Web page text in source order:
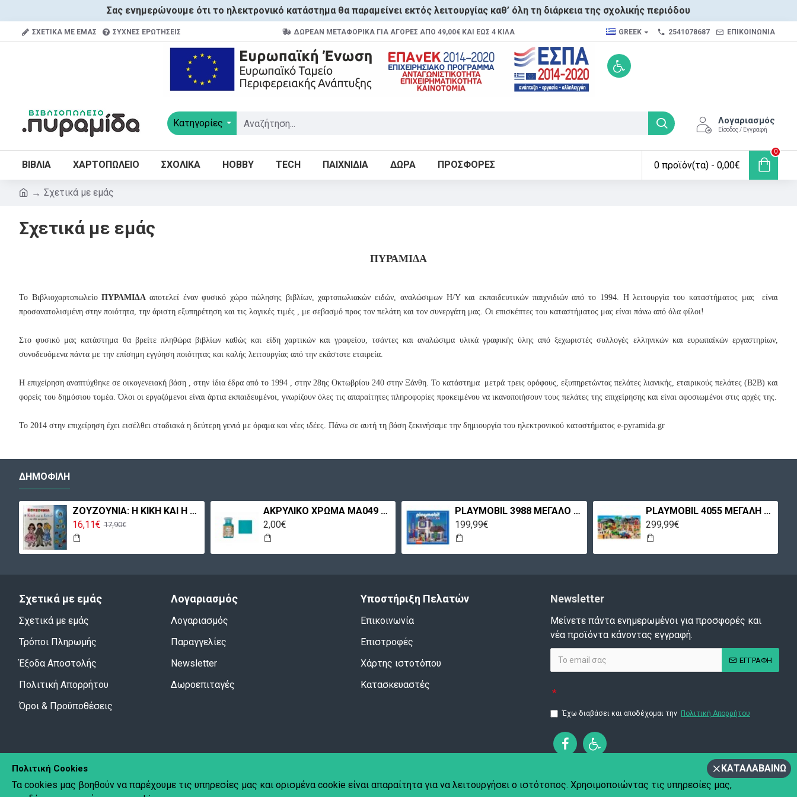
Σας ενημερώνουμε ότι το ηλεκτρονικό κατάστημα θα παραμείνει εκτός λειτουργίας καθ’ όλη τη διάρκεια της σχολικής περιόδου
ΣΧΕΤΙΚΑ ΜΕ ΕΜΑΣ ΣΥΧΝΕΣ ΕΡΩΤΗΣΕΙΣ ΔΩΡΕΑΝ ΜΕΤΑΦΟΡΙΚΑ ΓΙΑ ΑΓΟΡΕΣ ΑΠΌ 49,00€ ΚΑΙ ΈΩΣ 4 ΚΙΛΆ GREEK 2541078687 ΕΠΙΚΟΙΝΩΝΙΑ
Κατηγορίες Λογαριασμός
Είσοδος / Εγγραφή
ΒΙΒΛΙΑ ΧΑΡΤΟΠΩΛΕΙΟ ΣΧΟΛΙΚΑ HOBBY TECH ΠΑΙΧΝΙΔΙΑ ΔΩΡΑ ΠΡΟΣΦΟΡΕΣ 0 προϊόν(τα) - 0,00€
0
Σχετικά με εμάς
Σχετικά με εμάς
ΠΥΡΑΜΙΔΑ
Το Βιβλιοχαρτοπωλείο ΠΥΡΑΜΙΔΑ αποτελεί έναν φυσικό χώρο πώλησης βιβλίων, χαρτοπωλιακών ειδών, αναλώσιμων Η/Υ και εκπαιδευτικών παιχνιδιών από το 1994. Η λειτουργία του καταστήματος μας είναι
προσανατολισμένη στην ποιότητα, την άριστη εξυπηρέτηση και τις λογικές τιμές , με σεβασμό προς τον πελάτη και τον συνεργάτη μας. Οι επισκέπτες του καταστήματος μας είναι πάνω από όλα φίλοι!
Στο φυσικό μας κατάστημα θα βρείτε πληθώρα βιβλίων καθώς και είδη χαρτικών και γραφείου, τσάντες και αναλώσιμα υλικά γραφικής ύλης από ξεχωριστές συλλογές ελληνικών και ευρωπαϊκών εργαστηρίων,
συνοδευόμενα πάντα με την επίσημη εγγύηση ποιότητας και καλής λειτουργίας από την εκάστοτε εταιρεία.
Η επιχείρηση αναπτύχθηκε σε οικογενειακή βάση , στην ίδια έδρα από το 1994 , στην 28ης Οκτωβρίου 240 στην Ξάνθη. Το κατάστημα μετρά τρεις ορόφους, εξυπηρετώντας πελάτες λιανικής, εταιρικούς πελάτες (Β2Β) και
φορείς του δημόσιου τομέα. Όλοι οι εργαζόμενοι είναι άρτια εκπαιδευμένοι, γνωρίζουν όλες τις απαραίτητες πληροφορίες προκειμένου να ικανοποιήσουν τους πελάτες της επιχείρησης και είναι αφοσιωμένοι στις αρχές της.
Το 2014 στην επιχείρηση έχει εισέλθει σταδιακά η δεύτερη γενιά με όραμα και νέες ιδέες. Πάνω σε αυτή τη βάση ξεκινήσαμε την δημιουργία του ηλεκτρονικού καταστήματος e-pyramida.gr
ΔΗΜΟΦΙΛΉ
ΖΟΥΖΟΥΝΙΑ: Η ΚΙΚΗ ΚΑΙ Η ΚΟΚΟ ΚΑΙ ΑΛΛΑ ΤΡΑΓΟΥΔΙΑ
16,11€ 17,90€
ΑΚΡΥΛΙΚΟ ΧΡΩΜΑ MA049 60ML ΠΕΤΡΟΛ ΑΝΟΙΧΤΟ MAXICOLOR
2,00€
PLAYMOBIL 3988 ΜΕΓΑΛΟ ΣΠΙΤΙ
199,99€
PLAYMOBIL 4055 ΜΕΓΑΛΗ ΦΑΡΜΑ
299,99€
Σχετικά με εμάς
Σχετικά με εμάς
Τρόποι Πληρωμής
Έξοδα Αποστολής
Πολιτική Απορρήτου
Όροι & Προϋποθέσεις
Λογαριασμός
Λογαριασμός
Παραγγελίες
Newsletter
Δωροεπιταγές
Υποστήριξη Πελατών
Επικοινωνία
Επιστροφές
Χάρτης ιστοτόπου
Κατασκευαστές
Newsletter
Μείνετε πάντα ενημερωμένοι για προσφορές και
νέα προϊόντα κάνοντας εγγραφή.
ΕΓΓΡΑΦΗ
Έχω διαβάσει και αποδέχομαι την Πολιτική Απορρήτου
ΚΑΤΑΛΑΒΑΊΝΩ
Πολιτική Cookies
Τα cookies μας βοηθούν να παρέχουμε τις υπηρεσίες μας και ορισμένα cookie είναι απαραίτητα για να λειτουργήσει ο ιστότοπος. Χρησιμοποιώντας τις υπηρεσίες μας,